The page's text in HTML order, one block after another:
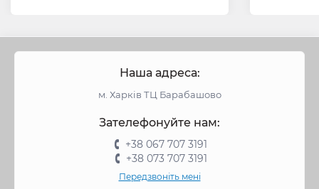
Наша адреса:
м. Харків ТЦ Барабашово
Зателефонуйте нам:
+38 067 707 3191
+38 073 707 3191
Передзвоніть мені